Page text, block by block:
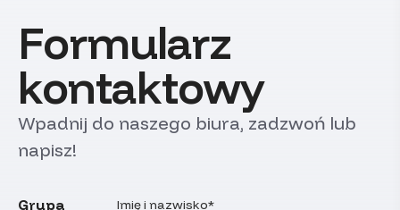
Formularz
kontaktowy
Wpadnij do naszego biura, zadzwoń lub
napisz!
Grupa
Imię i nazwisko*